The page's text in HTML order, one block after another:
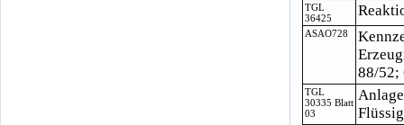
TGL
36425
ASAO728
88/52;
TGL
30335 Blatt
03